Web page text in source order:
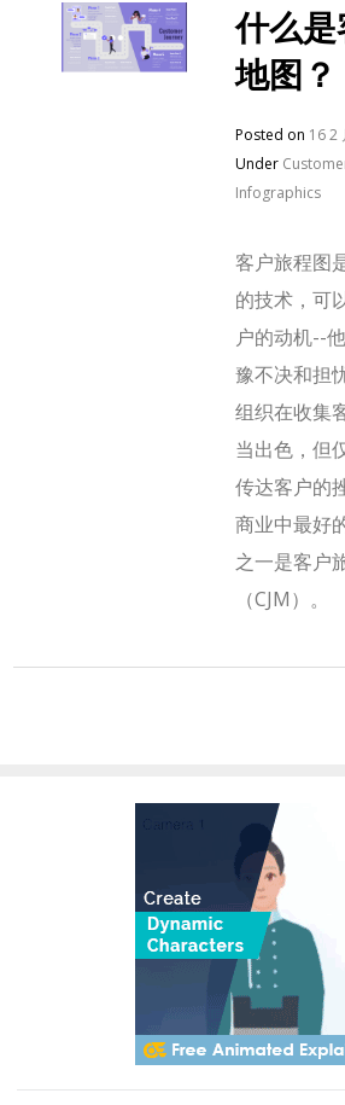
什么
地图？
Posted on 16 2
Under
Infographics
客户旅程图
的技术，可
户的动机--
豫不决和担
组织在收集
当出色，但
传达客户的
商业中最好
之一是客户
（CJM）。